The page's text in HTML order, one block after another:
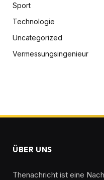
Sport
Technologie
Uncategorized
Vermessungsingenieur
ÜBER UNS
Thenachricht ist eine